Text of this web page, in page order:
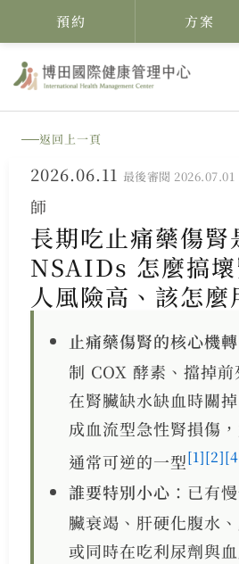
至
主
返回上一頁
2026.06.11 最後審閱 2026.07.01
師
長期吃止痛藥傷腎
NSAIDs 怎麼搞
人風險高、該怎麼
止痛藥傷腎的核心機轉
制 COX 酵素、擋掉
在腎臟缺水缺血時關
成血流型急性腎損傷
通常可逆的一型[1][2]
誰要特別小心 ：已有
臟衰竭、肝硬化腹水
或同時在吃利尿劑與
預約 方案